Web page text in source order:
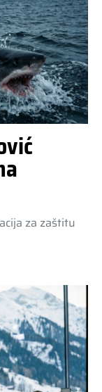
za zaštitu